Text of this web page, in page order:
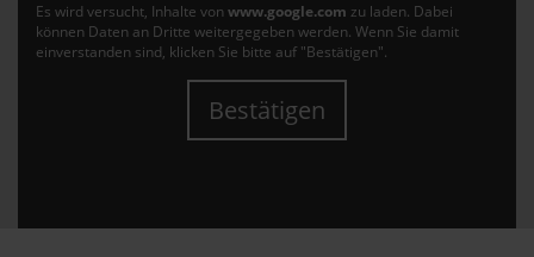
Es wird versucht, Inhalte von www.google.com zu laden. Dabei
können Daten an Dritte weitergegeben werden. Wenn Sie damit
einverstanden sind, klicken Sie bitte auf "Bestätigen".
Bestätigen